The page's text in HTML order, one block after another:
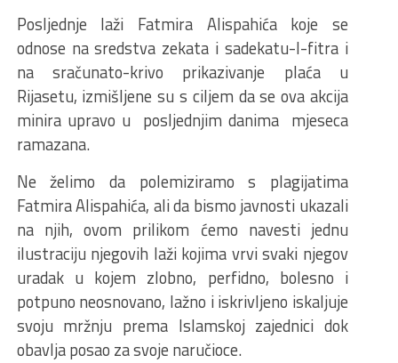
Posljednje laži Fatmira Alispahića koje se
odnose na sredstva zekata i sadekatu-l-fitra i
na sračunato-krivo prikazivanje plaća u
Rijasetu, izmišljene su s ciljem da se ova akcija
minira upravo u posljednjim danima mjeseca
ramazana.
Ne želimo da polemiziramo s plagijatima
Fatmira Alispahića, ali da bismo javnosti ukazali
na njih, ovom prilikom ćemo navesti jednu
ilustraciju njegovih laži kojima vrvi svaki njegov
uradak u kojem zlobno, perfidno, bolesno i
potpuno neosnovano, lažno i iskrivljeno iskaljuje
svoju mržnju prema Islamskoj zajednici dok
obavlja posao za svoje naručioce.